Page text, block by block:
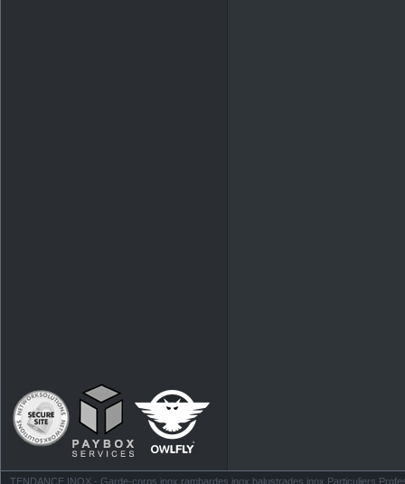
TENDANCE INOX - Garde-corps inox rambardes inox balustrades inox Particuliers